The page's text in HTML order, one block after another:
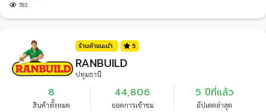
783
ร้านค้าแนะนำ 5
RANBUILD
ปทุมธานี
8
สินค้าทั้งหมด
44,806
ยอดการเข้าชม
5 ปีที่แล้ว
อัปเดตล่าสุด